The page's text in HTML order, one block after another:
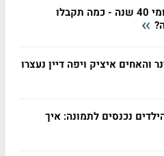
שילמתם לביטוח הלאומי 40 שנה - כמה תקבלו
והאחים איציק ויפה דיין נעצרו
נכנסים לתמונה: איך